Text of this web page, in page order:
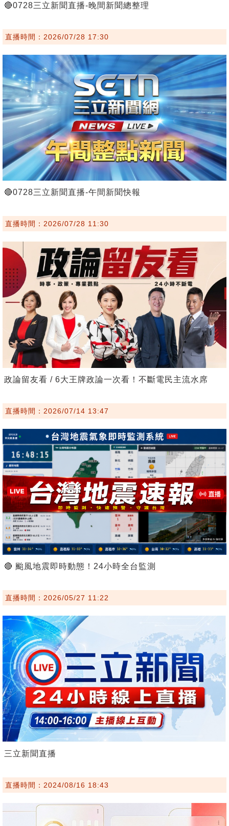
🔴0728三立新聞直播-晚間新聞總整理
直播時間：2026/07/28 17:30
🔴0728三立新聞直播-午間新聞快報
直播時間：2026/07/28 11:30
政論留友看 / 6大王牌政論一次看！不斷電民主流水席
直播時間：2026/07/14 13:47
🔴 颱風地震即時動態！24小時全台監測
直播時間：2026/05/27 11:22
三立新聞直播
直播時間：2024/08/16 18:43